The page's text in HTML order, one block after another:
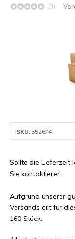
(0)
SKU: 552674
Sollte die Lieferzeit
Sie kontaktieren.
Aufgrund unserer
Versands gilt für
160 Stück.